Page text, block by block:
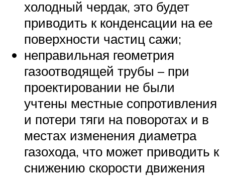
холодный чердак, это будет
приводить к конденсации на ее
поверхности частиц сажи;
неправильная геометрия
газоотводящей трубы – при
проектировании не были
учтены местные сопротивления
и потери тяги на поворотах и в
местах изменения диаметра
газохода, что может приводить к
снижению скорости движения